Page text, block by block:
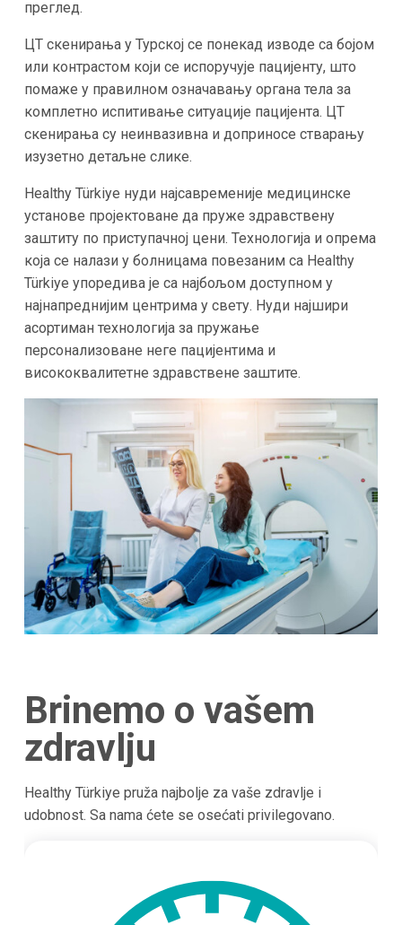
преглед.
ЦТ скенирања у Турској се понекад изводе са бојом
или контрастом који се испоручује пацијенту, што
помаже у правилном означавању органа тела за
комплетно испитивање ситуације пацијента. ЦТ
скенирања су неинвазивна и доприносе стварању
изузетно детаљне слике.
Healthy Türkiye нуди најсавременије медицинске
установе пројектоване да пруже здравствену
заштиту по приступачној цени. Технологија и опрема
која се налази у болницама повезаним са Healthy
Türkiye упоредива је са најбољом доступном у
најнапреднијим центрима у свету. Нуди најшири
асортиман технологија за пружање
персонализоване неге пацијентима и
висококвалитетне здравствене заштите.
Brinemo o vašem
zdravlju
Healthy Türkiye pruža najbolje za vaše zdravlje i
udobnost. Sa nama ćete se osećati privilegovano.